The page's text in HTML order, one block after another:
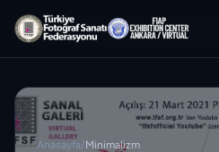
Anasayfa/Minimalizm